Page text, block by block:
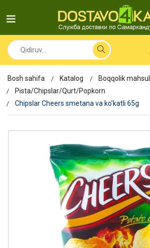
Bosh sahifa Katalog
Boqqolik
Pista/Chipslar/Qurt/Popkorn
Chipslar Cheers smetana va ko’katli 65g